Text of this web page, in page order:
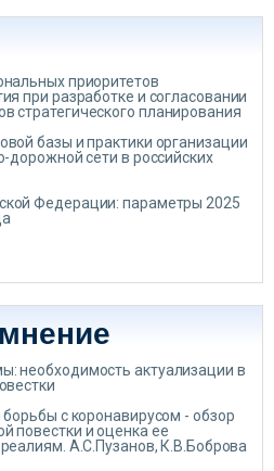
приоритетов
при разработке и согласовании
стратегического планирования
базы и практики организации
дорожной сети в российских
Федерации: параметры 2025
необходимость актуализации в
с коронавирусом - обзор
повестки и оценка ее
А.С.Пузанов, К.В.Боброва